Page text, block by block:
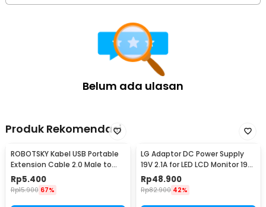
Garmin D2 series
Kelengkapan Produk
Rincian yang Anda dapatkan untuk pembelian produk ini:
1 x HUXUAN Adaptor Charger Magnetic USB Type C for Garmin
Belum ada ulasan
Produk Rekomendasi
ROBOTSKY Kabel USB Portable
Extension Cable 2.0 Male to
Female 29cm - A13
Rp5.400
Rp15.900 67%
LG Adaptor DC Power Supply
19V 2.1A for LED LCD Monitor 19V
2.1A 40W - ADS-40SI-19-3
Rp48.900
Rp82.900 42%